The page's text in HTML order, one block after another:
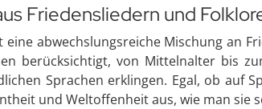
Friedensliedern und
eine abwechslungsreiche Mischung an
berücksichtigt, von Mittelnalter bis
Sprachen erklingen. Egal, ob auf
und Weltoffenheit aus, wie man sie